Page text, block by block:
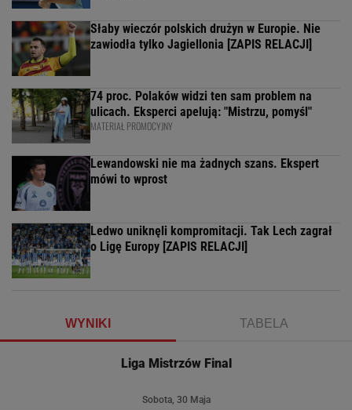
Słaby wieczór polskich drużyn w Europie. Nie
zawiodła tylko Jagiellonia [ZAPIS RELACJI]
74 proc. Polaków widzi ten sam problem na
ulicach. Eksperci apelują: "Mistrzu, pomyśl"
MATERIAŁ PROMOCYJNY
Lewandowski nie ma żadnych szans. Ekspert
mówi to wprost
Ledwo uniknęli kompromitacji. Tak Lech zagrał
o Ligę Europy [ZAPIS RELACJI]
WYNIKI TABELA
Liga Mistrzów Final
Sobota, 30 Maja